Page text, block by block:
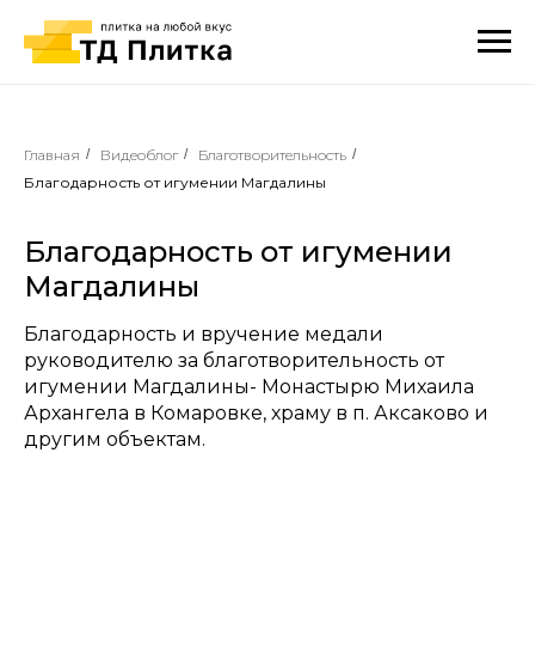
Главная / Видеоблог / Благотворительность /
Благодарность от игумении Магдалины
Благодарность от игумении
Магдалины
Благодарность и вручение медали
руководителю за благотворительность от
игумении Магдалины- Монастырю Михаила
Архангела в Комаровке, храму в п. Аксаково и
другим объектам.